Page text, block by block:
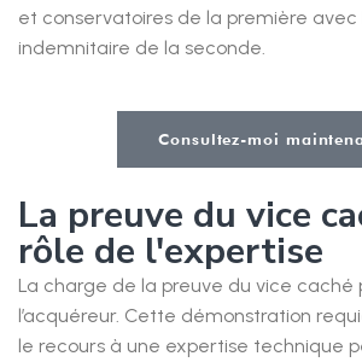
et conservatoires de la première avec
indemnitaire de la seconde.
Consultez-moi
La preuve du vice
rôle de l'expertise
La charge de la preuve du vice caché
l’acquéreur. Cette démonstration
le recours à une expertise technique